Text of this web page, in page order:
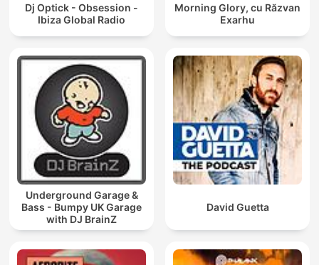
Dj Optick - Obsession -
Ibiza Global Radio
Morning Glory, cu Răzvan
Exarhu
Underground Garage &
Bass - Bumpy UK Garage
with DJ BrainZ
David Guetta